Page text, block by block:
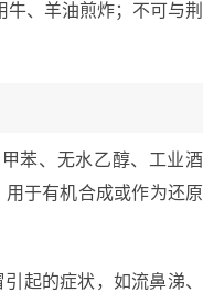
、羊油煎炸；不可与荆
苯、无水乙醇、工业酒
于有机合成或作为还原
起的症状，如流鼻涕、